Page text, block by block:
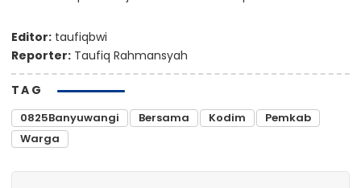
Editor: taufiqbwi
Reporter: Taufiq Rahmansyah
TAG
0825Banyuwangi Bersama Kodim
Pemkab
Warga